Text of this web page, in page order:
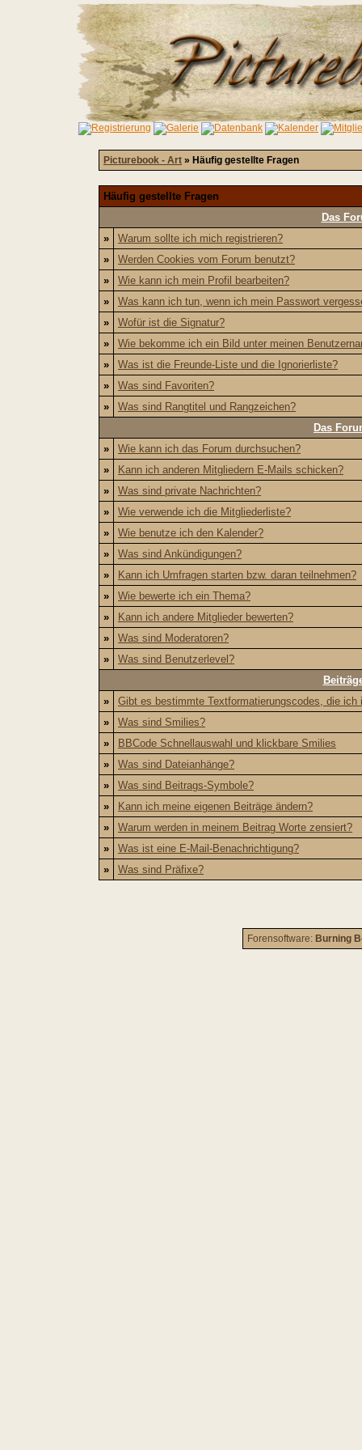
Picturebook - Art » Häufig gestellte Fragen
Häufig gestellte Fragen
Das
»
Warum sollte ich mich registrieren?
»
Werden Cookies vom Forum benutzt?
»
Wie kann ich mein Profil bearbeiten?
»
Was kann ich tun, wenn ich mein Passwort
»
Wofür ist die Signatur?
»
Wie bekomme ich ein Bild unter meinen
»
Was ist die Freunde-Liste und die Ignorierliste?
»
Was sind Favoriten?
»
Was sind Rangtitel und Rangzeichen?
Das
»
Wie kann ich das Forum durchsuchen?
»
Kann ich anderen Mitgliedern E-Mails schicken?
»
Was sind private Nachrichten?
»
Wie verwende ich die Mitgliederliste?
»
Wie benutze ich den Kalender?
»
Was sind Ankündigungen?
»
Kann ich Umfragen starten bzw. daran teilnehmen?
»
Wie bewerte ich ein Thema?
»
Kann ich andere Mitglieder bewerten?
»
Was sind Moderatoren?
»
Was sind Benutzerlevel?
»
Gibt es bestimmte Textformatierungscodes, die ich
»
Was sind Smilies?
»
BBCode Schnellauswahl und klickbare Smilies
»
Was sind Dateianhänge?
»
Was sind Beitrags-Symbole?
»
Kann ich meine eigenen Beiträge ändern?
»
Warum werden in meinem Beitrag Worte zensiert?
»
Was ist eine E-Mail-Benachrichtigung?
»
Was sind Präfixe?
Forensoftware: Burning